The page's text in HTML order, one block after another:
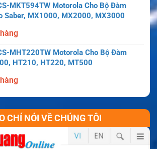
MKT594TW Motorola Cho Bộ Đàm
Saber, MX1000, MX2000, MX3000
MHT220TW Motorola Cho Bộ Đàm
HT210, HT220, MT500
CHÍ NÓI VỀ CHÚNG TÔI